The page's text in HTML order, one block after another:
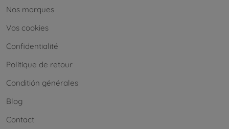
Nos marques
Vos cookies
Confidentialité
Politique de retour
Conditión générales
Blog
Contact